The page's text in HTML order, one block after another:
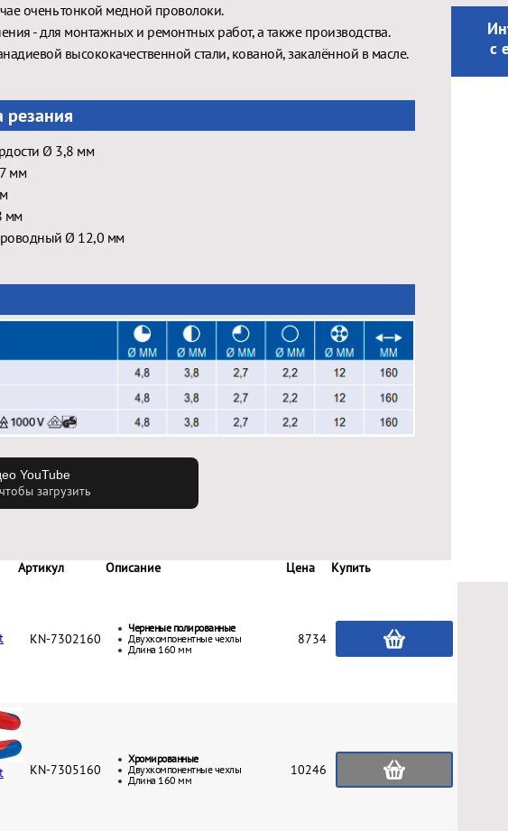
очень тонкой медной проволоки.
- для монтажных и ремонтных работ, а также производства.
высококачественной стали, кованой, закалённой в масле.
Ø 3,8 мм
мм
мм
Ø 12,0 мм
YouTube
загрузить
Артикул Описание Цена Купить
KN-7302160
Черненые полированные
Двухкомпонентные чехлы
Длина 160 мм
8734
KN-7305160
Хромированные
Двухкомпонентные чехлы
Длина 160 мм
10246
с